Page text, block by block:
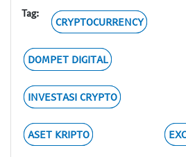
Tag:
CRYPTOCURRENCY
DOMPET DIGITAL
INVESTASI CRYPTO
ASET KRIPTO